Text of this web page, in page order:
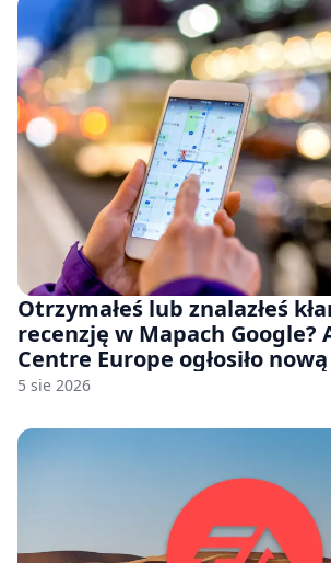
Otrzymałeś lub znalazłeś
recenzję w Mapach Google?
Centre Europe ogłosiło
odwoławczą dla firm i
5 sie 2026